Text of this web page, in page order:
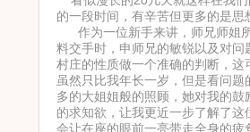
的一段时间，有辛苦但更多的是
作为一位新手来讲，师兄师姐所
料交手时，申师兄的敏锐以及对
村庄的性质做一个准确的判断，
虽然只比我年长一岁，但是看问
多的大姐姐般的照顾，她对我的
的求知欲，让我更近一步了解了
会让在座的眼前一亮带走全身的